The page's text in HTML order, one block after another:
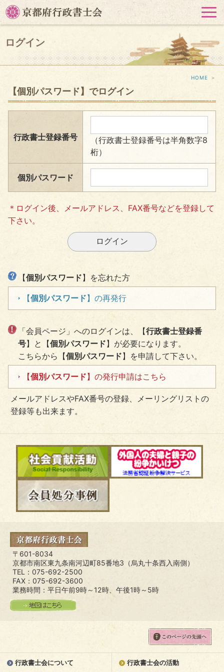
〒601-8034
京都市南区東九条南河辺町85番地3（烏丸十条西入南側）
TEL：075-692-2500
FAX：075-692-3600
業務時間：平日午前9時～12時、午後1時～5時
HOME ＞
【個別パスワード】でログイン
行政書士登録番号
（行政書士登録番号は半角数字8
桁）
個別パスワード
＊ログイン後、メールアドレス、FAX番号などを登録して
下さい。
【個別パスワード】を忘れた方
【個別パスワード】の再発行
「会員ページ」へのログインは、【行政書士登録番
号】と【個別パスワード】が必要になります。
こちらから【個別パスワード】を申請して下さい。
【個別パスワード】の発行申請はこちら
メールアドレスやFAX番号の登録、メーリングリストの
登録等も出来ます。
行政書士会について 行政書士会の活動